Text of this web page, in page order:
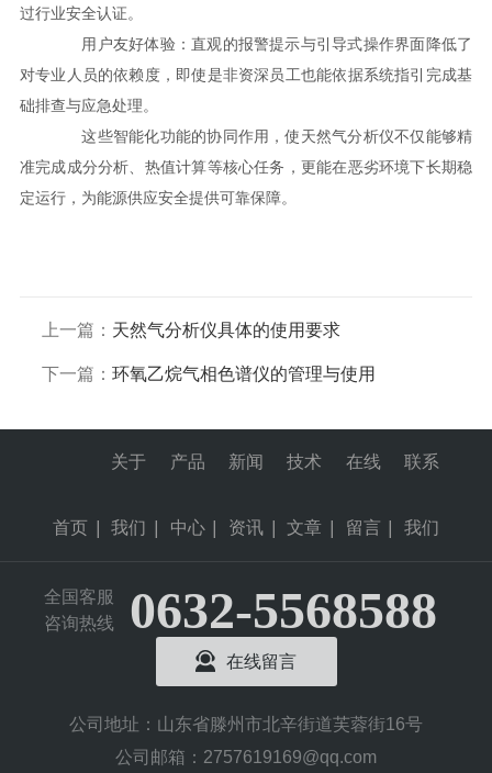
过行业安全认证。
用户友好体验：直观的报警提示与引导式操作界面降低了
对专业人员的依赖度，即使是非资深员工也能依据系统指引完成基
础排查与应急处理。
这些智能化功能的协同作用，使天然气分析仪不仅能够精
准完成成分分析、热值计算等核心任务，更能在恶劣环境下长期稳
定运行，为能源供应安全提供可靠保障。
上一篇： 天然气分析仪具体的使用要求
下一篇： 环氧乙烷气相色谱仪的管理与使用
首页
关于
我们
产品
中心
新闻
资讯
技术
文章
在线
留言
联系
我们
全国客服
咨询热线
0632-5568588
在线留言
公司地址：山东省滕州市北辛街道芙蓉街16号
公司邮箱：2757619169@qq.com